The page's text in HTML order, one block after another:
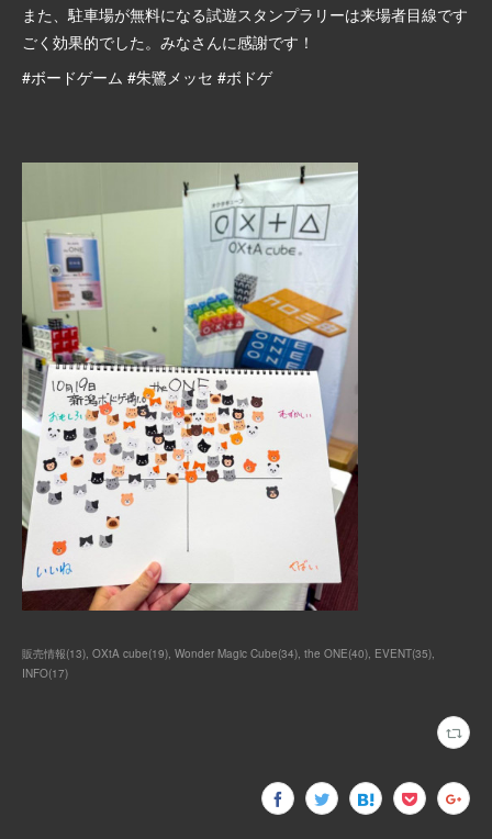
また、駐車場が無料になる試遊スタンプラリーは来場者目線です
ごく効果的でした。みなさんに感謝です！
#ボードゲーム #朱鷺メッセ #ボドゲ
販売情報(13) OXtA cube(19) Wonder Magic Cube(34) the ONE(40) EVENT(35)
INFO(17)